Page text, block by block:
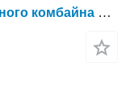
Карданный вал для кормоуборочного комбайна Krone Big X 630